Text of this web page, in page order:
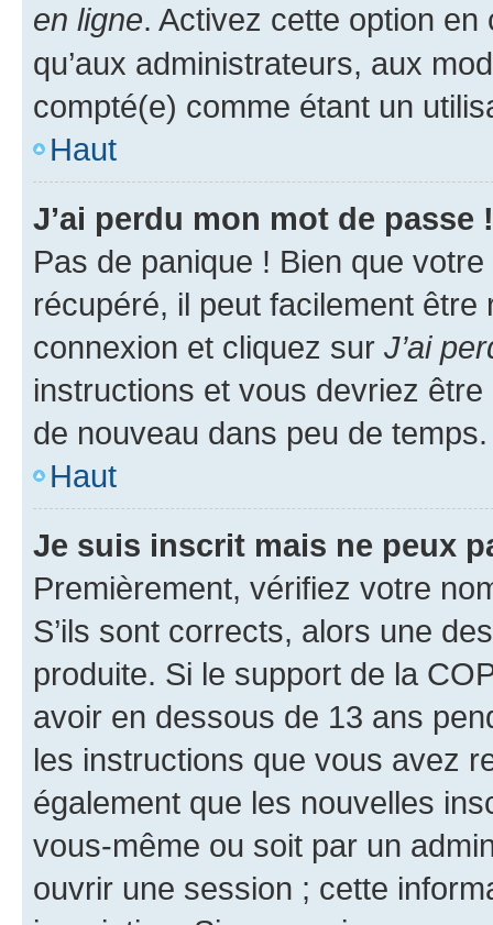
en ligne. Activez cette option
qu’aux administrateurs, aux
compté(e) comme étant un
Haut
J’ai perdu mon mot de passe !
Pas de panique ! Bien que
récupéré, il peut facilement
connexion et cliquez sur J’ai
instructions et vous devriez
de nouveau dans peu de temps.
Haut
Je suis inscrit mais ne peux
Premièrement, vérifiez votre
S’ils sont corrects, alors une
produite. Si le support de la
avoir en dessous de 13 ans
les instructions que vous avez
également que les nouvelles
vous-même ou soit par un
ouvrir une session ; cette